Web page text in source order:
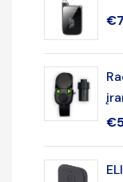
€
€